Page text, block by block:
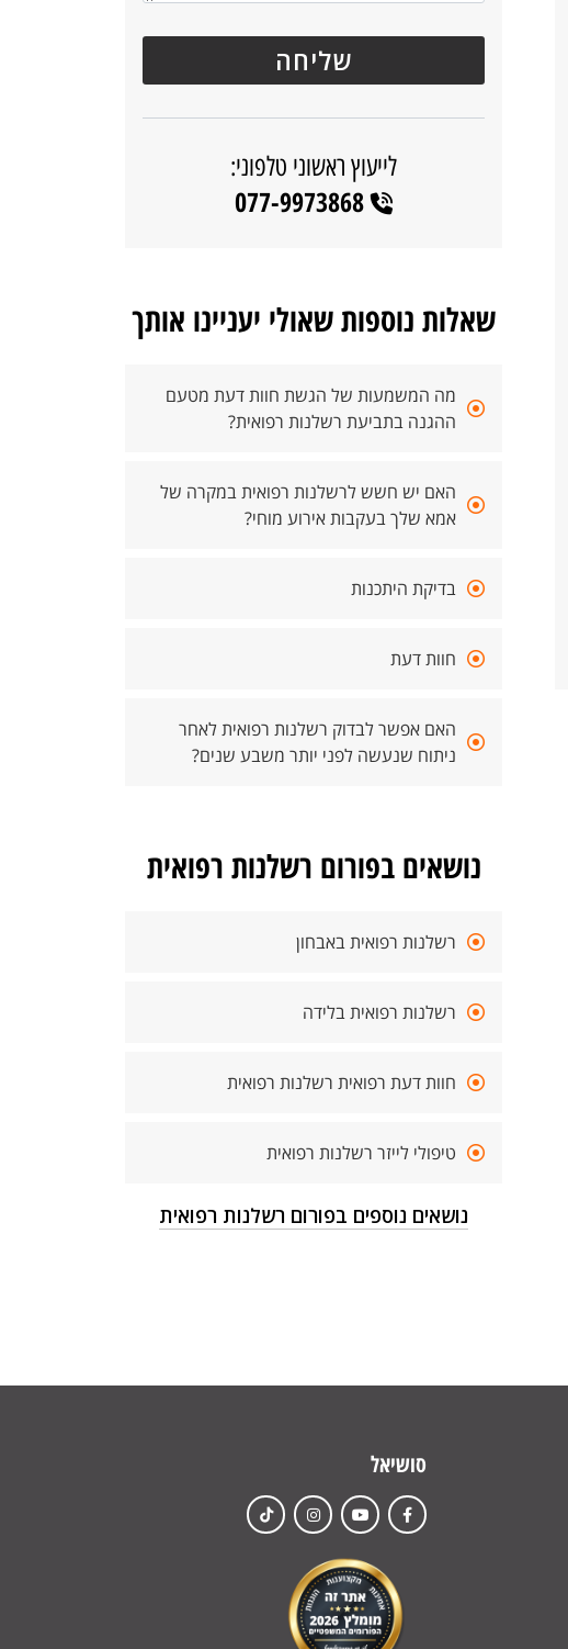
לייעוץ ראשוני טלפוני:
077-9973868
שאלות נוספות שאולי יעניינו אותך
מה המשמעות של הגשת חוות דעת מטעם
ההגנה בתביעת רשלנות רפואית?
האם יש חשש לרשלנות רפואית במקרה של
אמא שלך בעקבות אירוע מוחי?
בדיקת היתכנות
חוות דעת
האם אפשר לבדוק רשלנות רפואית לאחר
ניתוח שנעשה לפני יותר משבע שנים?
נושאים בפורום רשלנות רפואית
רשלנות רפואית באבחון
רשלנות רפואית בלידה
חוות דעת רפואית רשלנות רפואית
טיפולי לייזר רשלנות רפואית
נושאים נוספים בפורום רשלנות רפואית
סושיאל